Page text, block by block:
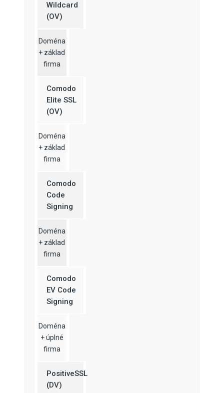
Wildcard
(OV)
Doména
+ základ
firma
Comodo
Elite SSL
(OV)
Doména
+ základ
firma
Comodo
Code
Signing
Doména
+ základ
firma
Comodo
EV Code
Signing
Doména
+ úplné
firma
PositiveSSL
(DV)